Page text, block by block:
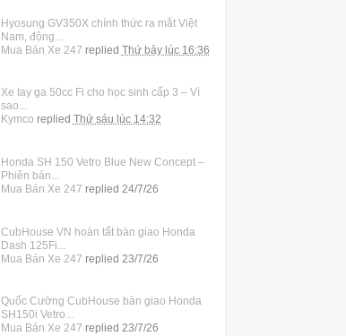
Hyosung GV350X chính thức ra mắt Việt
Nam, động...
Mua Bán Xe 247 replied Thứ bảy lúc 16:36
Xe tay ga 50cc Fi cho học sinh cấp 3 – Vì
sao...
Kymco replied Thứ sáu lúc 14:32
Honda SH 150 Vetro Blue New Concept –
Phiên bản...
Mua Bán Xe 247 replied 24/7/26
CubHouse VN hoàn tất bàn giao Honda
Dash 125Fi...
Mua Bán Xe 247 replied 23/7/26
Quốc Cường CubHouse bàn giao Honda
SH150i Vetro...
Mua Bán Xe 247 replied 23/7/26